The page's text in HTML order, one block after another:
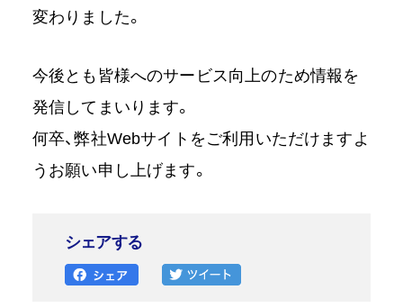
変わりました。
今後とも皆様へのサービス向上のため情報を
発信してまいります。
何卒、弊社Webサイトをご利用いただけますよ
うお願い申し上げます。
シェアする